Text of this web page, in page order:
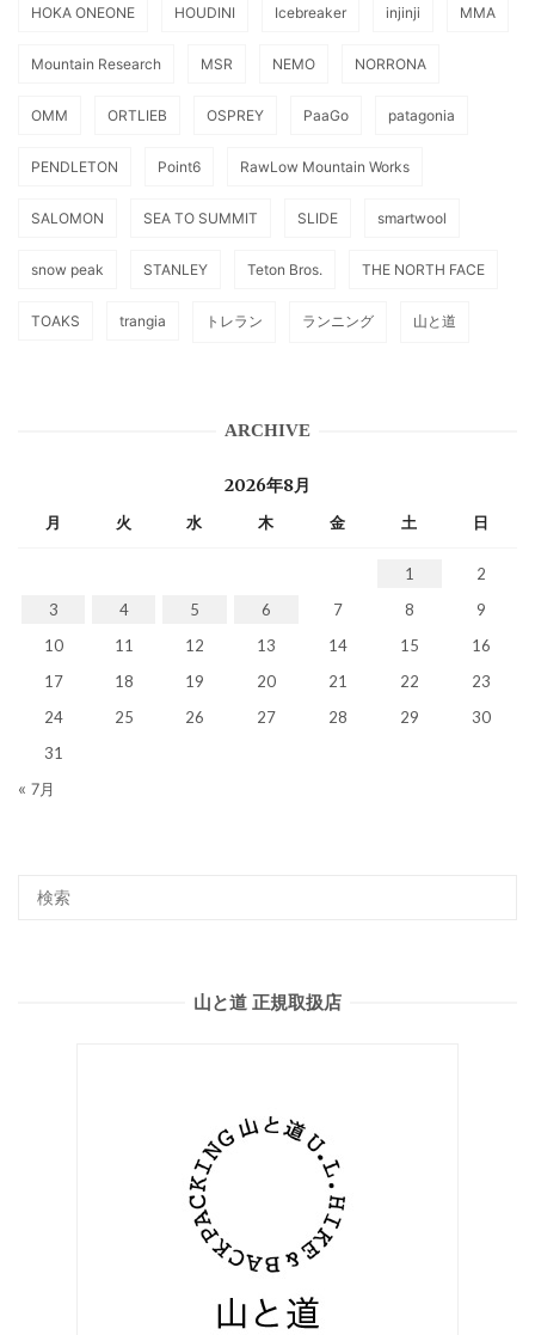
HOKA ONEONE HOUDINI Icebreaker injinji MMA
Mountain Research MSR NEMO NORRONA
OMM ORTLIEB OSPREY PaaGo patagonia
PENDLETON Point6 RawLow Mountain Works
SALOMON SEA TO SUMMIT SLIDE smartwool
snow peak STANLEY Teton Bros. THE NORTH FACE
TOAKS trangia トレラン ランニング 山と道
ARCHIVE
2026年8月
月 火 水 木 金 土 日
1
2
3
4 5 6 7 8
9
10
11 12 13 14 15
16
17
18 19 20 21 22
23
24
25 26 27 28 29
30
31
« 7月
山と道 正規取扱店